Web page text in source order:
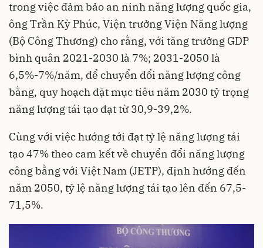
trong việc đảm bảo an ninh năng lượng quốc gia,
ông Trần Kỳ Phúc, Viện trưởng Viện Năng lượng
(Bộ Công Thương) cho rằng, với tăng trưởng GDP
bình quân 2021-2030 là 7%; 2031-2050 là
6,5%-7%/năm, để chuyển đổi năng lượng công
bằng, quy hoạch đặt mục tiêu năm 2030 tỷ trọng
năng lượng tái tạo đạt từ 30,9-39,2%.
Cùng với việc hướng tới đạt tỷ lệ năng lượng tái
tạo 47% theo cam kết về chuyển đổi năng lượng
công bằng với Việt Nam (JETP), định hướng đến
năm 2050, tỷ lệ năng lượng tái tạo lên đến 67,5-
71,5%.